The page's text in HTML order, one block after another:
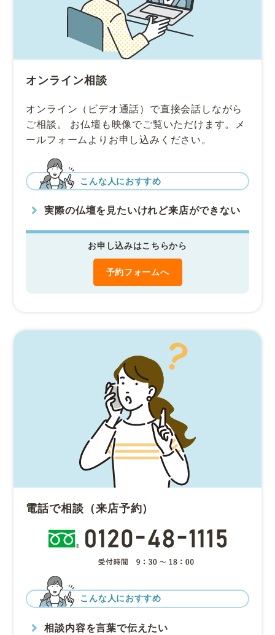
オンライン相談
オンライン（ビデオ通話）で直接会話しながら
ご相談。
お仏壇も映像でご覧いただけます。メ
ールフォームよりお申し込みください。
こんな人におすすめ
実際の仏壇を見たいけれど来店ができない
お申し込みはこちらから
予約フォームへ
電話で相談（来店予約）
こんな人におすすめ
相談内容を言葉で伝えたい